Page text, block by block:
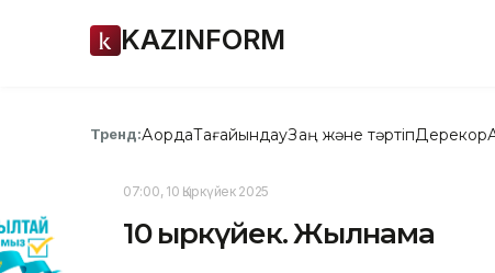
KAZINFORM
Тренд:АқордаТағайындауЗаң және тәртіпДерекқор
07:00, 10 Қыркүйек 2025
10 қыркүйек. Жылнама